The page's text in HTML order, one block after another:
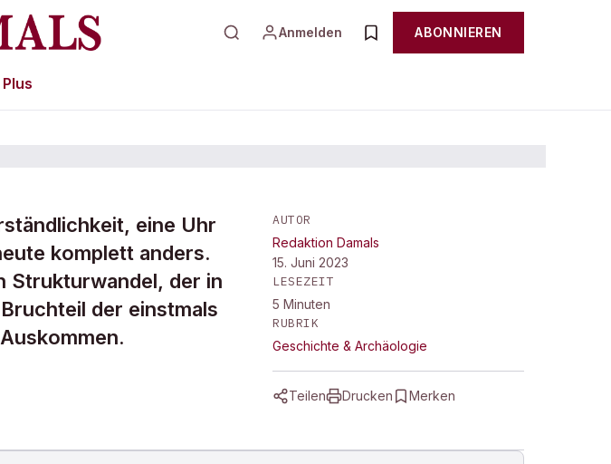
Anmelden ABONNIEREN
aus
eine Uhr
komplett anders.
Strukturwandel, der in
der einstmals
AUTOR
Redaktion Damals
15. Juni 2023
LESEZEIT
5 Minuten
RUBRIK
Geschichte & Archäologie
Teilen Drucken Merken